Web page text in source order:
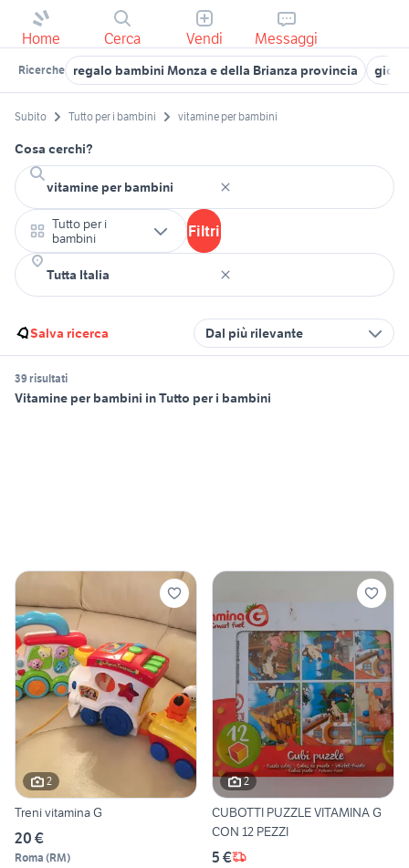
Home Cerca Vendi Messaggi
Ricerche regalo bambini Monza e della Brianza provincia
Subito Tutto per i bambini vitamine per bambini
Cosa cerchi?
Tutto per i
bambini
Filtri
Salva ricerca Dal più rilevante
39 risultati
Vitamine per bambini in Tutto per i bambini
2
Treni vitamina G
20 €
Roma (RM)
2
CUBOTTI PUZZLE VITAMINA G
CON 12 PEZZI
5 €